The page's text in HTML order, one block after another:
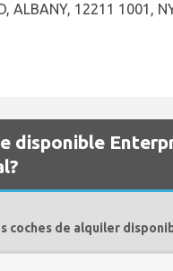
ALBANY, 12211 1001,
disponible
coches de alquiler